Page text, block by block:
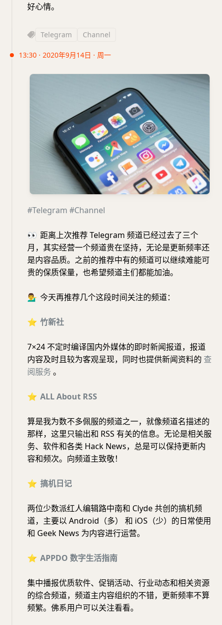
好心情。
Telegram Channel
13:30 · 2020年9月14日 · 周一
#Telegram #Channel
👀 距离上次推荐 Telegram 频道已经过去了三个
月，其实经营一个频道贵在坚持，无论是更新频率还
是内容品质。之前的推荐中有的频道可以继续难能可
贵的保质保量，也希望频道主们都能加油。
💁‍♂️ 今天再推荐几个这段时间关注的频道：
⭐️ 竹新社
7×24 不定时编译国内外媒体的即时新闻报道，报道
内容及时且较为客观呈现，同时也提供新闻资料的 查
阅服务 。
⭐️ ALL About RSS
算是我为数不多佩服的频道之一，就像频道名描述的
那样，这里只输出和 RSS 有关的信息。无论是相关服
务、软件和各类 Hack News，总是可以保持更新内
容和频次。向频道主致敬！
⭐️ 搞机日记
两位少数派红人编辑路中南和 Clyde 共创的搞机频
道，主要以 Android（多） 和 iOS（少）的日常使用
和 Geek News 为内容进行运营。
⭐️ APPDO 数字生活指南
集中播报优质软件、促销活动、行业动态和相关资源
的综合频道，频道主内容组织的不错，更新频率不算
频繁。佛系用户可以关注看看。